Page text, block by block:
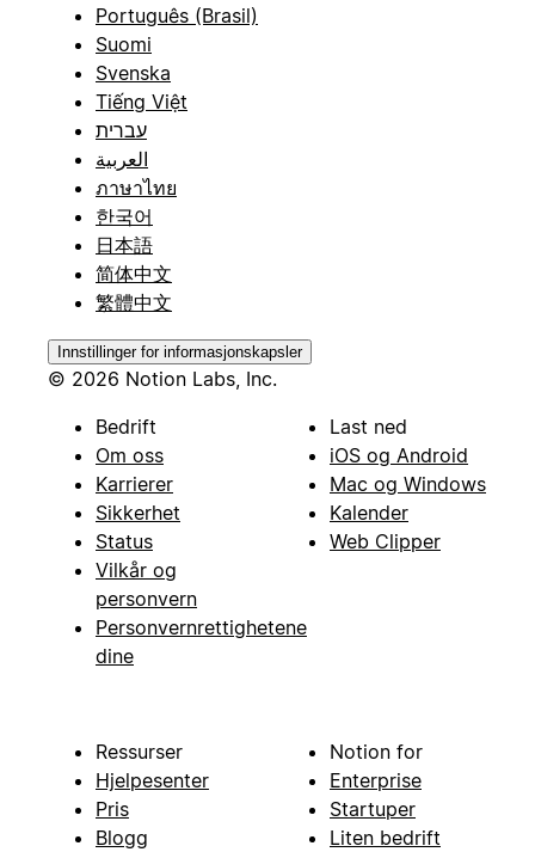
Português (Brasil)
Suomi
Svenska
Tiếng Việt
עברית
العربية
ภาษาไทย
한국어
日本語
简体中文
繁體中文
Innstillinger for informasjonskapsler
© 2026 Notion Labs, Inc.
Bedrift
Om oss
Karrierer
Sikkerhet
Status
Vilkår og
personvern
Personvernrettighetene
dine
Last ned
iOS og Android
Mac og Windows
Kalender
Web Clipper
Ressurser
Hjelpesenter
Pris
Blogg
Notion for
Enterprise
Startuper
Liten bedrift